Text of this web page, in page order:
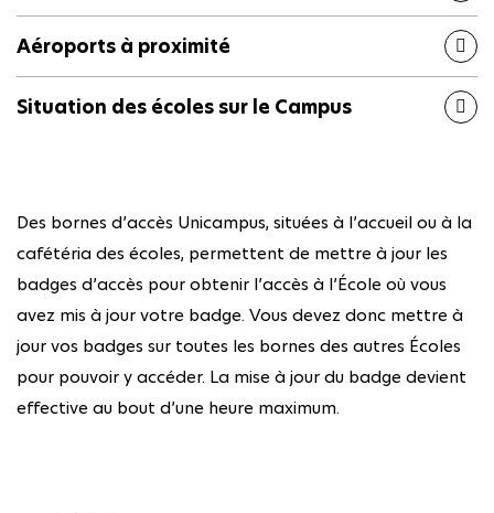
Aéroports à proximité
Situation des écoles sur le Campus
Des bornes d’accès Unicampus, situées à l’accueil ou à la
cafétéria des écoles, permettent de mettre à jour les
badges d’accès pour obtenir l’accès à l’École où vous
avez mis à jour votre badge. Vous devez donc mettre à
jour vos badges sur toutes les bornes des autres Écoles
pour pouvoir y accéder. La mise à jour du badge devient
effective au bout d’une heure maximum.